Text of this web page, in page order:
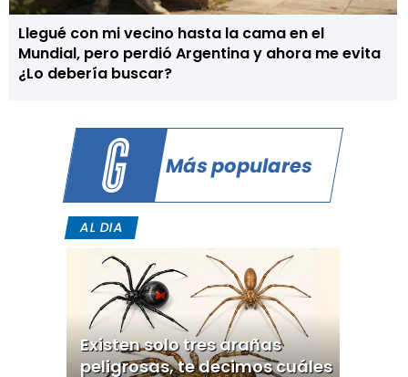
Llegué con mi vecino hasta la cama en el
Mundial, pero perdió Argentina y ahora me evita
¿Lo debería buscar?
Más populares
AL DIA
Existen solo tres arañas
peligrosas, te decimos cuáles